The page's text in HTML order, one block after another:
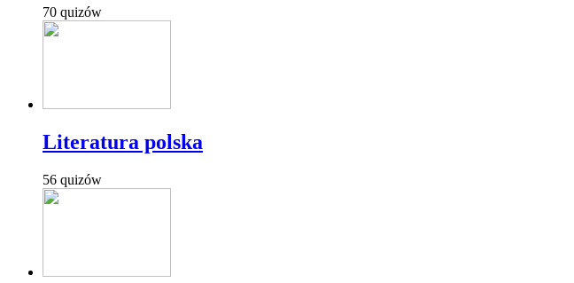
70 quizów
Literatura polska
56 quizów